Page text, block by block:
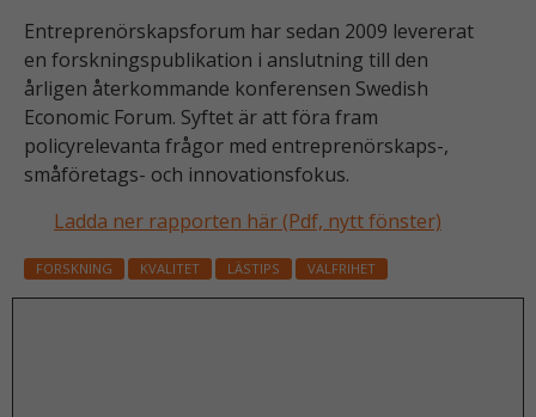
Entreprenörskapsforum har sedan 2009 levererat
en forskningspublikation i anslutning till den
årligen återkommande konferensen Swedish
Economic Forum. Syftet är att föra fram
policyrelevanta frågor med entreprenörskaps-,
småföretags- och innovationsfokus.
Ladda ner rapporten här (Pdf, nytt fönster)
FORSKNING KVALITET LÄSTIPS VALFRIHET